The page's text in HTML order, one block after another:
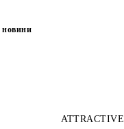
новини
ATTRACTIVE